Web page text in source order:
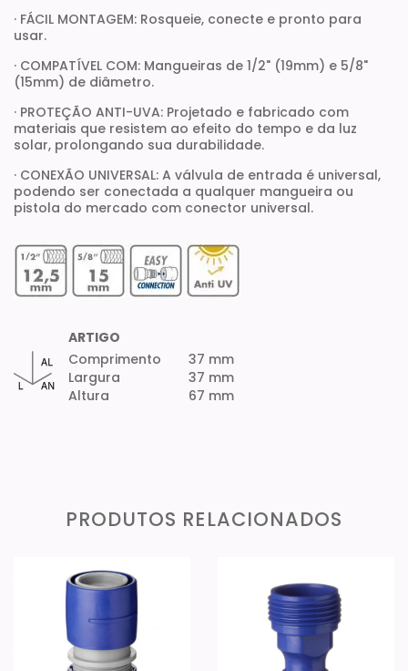
· FÁCIL MONTAGEM: Rosqueie, conecte e pronto para
usar.
· COMPATÍVEL COM: Mangueiras de 1/2" (19mm) e 5/8"
(15mm) de diâmetro.
· PROTEÇÃO ANTI-UVA: Projetado e fabricado com
materiais que resistem ao efeito do tempo e da luz
solar, prolongando sua durabilidade.
· CONEXÃO UNIVERSAL: A válvula de entrada é universal,
podendo ser conectada a qualquer mangueira ou
pistola do mercado com conector universal.
ARTIGO
Comprimento
Largura
Altura
37 mm
37 mm
67 mm
PRODUTOS RELACIONADOS